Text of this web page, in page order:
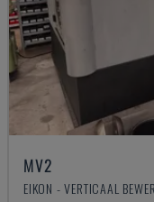
MV2
EIKON - VERTICAAL